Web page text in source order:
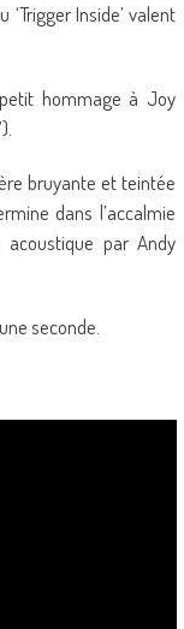
Inside’ valent
hommage à Joy
bruyante et teintée
dans l’accalmie
acoustique par Andy
seconde.